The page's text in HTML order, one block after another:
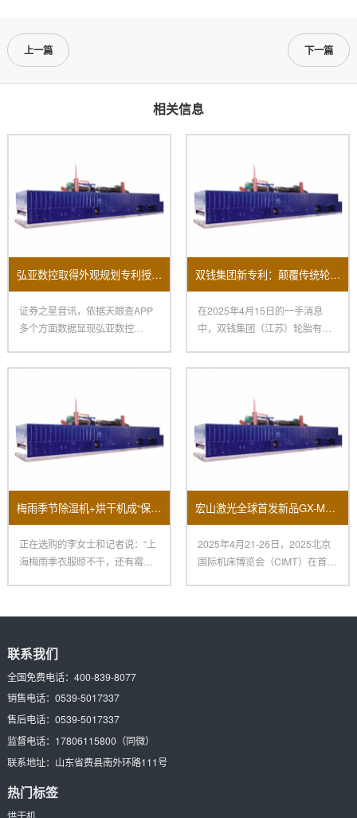
上一篇 下一篇
相关信息
弘亚数控取得外观规划专利授权：“数控四边锯”
证券之星音讯，依据天眼查APP
多个方面数据显现弘亚数控
双钱集团新专利：颠覆传统轮胎生产的涂胶机
在2025年4月15日的一手消息
中，双钱集团（江苏）轮胎有限
梅雨季节除湿机+烘干机成“保命组合”销量大面积上涨！
正在选购的李女士和记者说：“上
海梅雨季衣服晾不干，还有霉
宏山激光全球首发新品GX-M立异科技闪烁2025北京国际机床展
2025年4月21-26日，2025北京
国际机床博览会（CIMT）在首都
联系我们
全国免费电话： 400-839-8077
销售电话： 0539-5017337
售后电话： 0539-5017337
监督电话： 17806115800（同微）
联系地址： 山东省费县南外环路111号
热门标签
烘干机